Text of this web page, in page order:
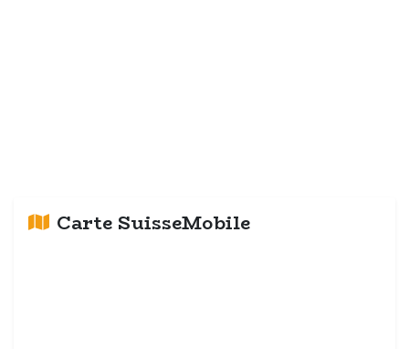
Carte SuisseMobile